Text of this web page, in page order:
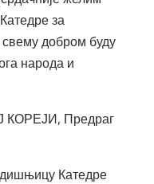
за
свему добром буду
народа и
Предраг
Катедре